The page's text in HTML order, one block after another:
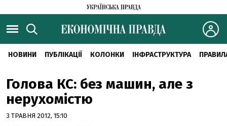
НОВИНИ ПУБЛІКАЦІЇ КОЛОНКИ ІНФРАСТРУКТУРА
Голова КС: без машин, але з
нерухомістю
3 ТРАВНЯ 2012, 15:10